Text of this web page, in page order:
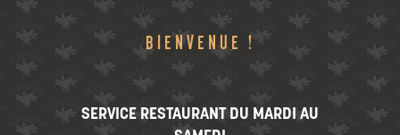
BIENVENUE !
SERVICE RESTAURANT DU MARDI AU